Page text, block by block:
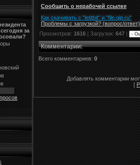
за
Сообщить о нерабочей ссылке
Как скачивать с "letitbit" и "file.qip.ru"
Проблемы с загрузкой? (вопрос/ответ)
Просмотров:1616| Загрузок:647|
Комментарии:
Всего комментариев: 0
Добавлять комментарии
[